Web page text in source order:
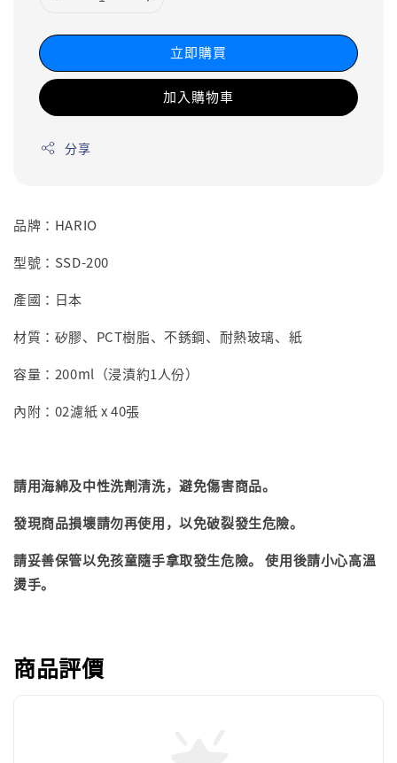
立即購買
加入購物車
分享
品牌：HARIO
型號：SSD-200
產國：日本
材質：矽膠、PCT樹脂、不銹鋼、耐熱玻璃、紙
容量：200ml（浸漬約1人份）
內附：02濾紙 x 40張
請用海綿及中性洗劑清洗，避免傷害商品。
發現商品損壞請勿再使用，以免破裂發生危險。
請妥善保管以免孩童隨手拿取發生危險。 使用後請小心高溫
燙手。
商品評價